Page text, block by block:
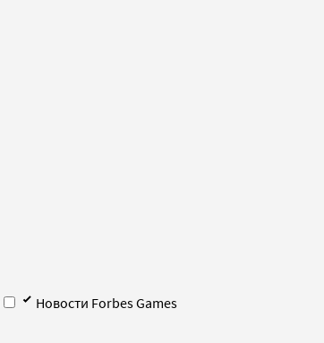
Новости Forbes Games